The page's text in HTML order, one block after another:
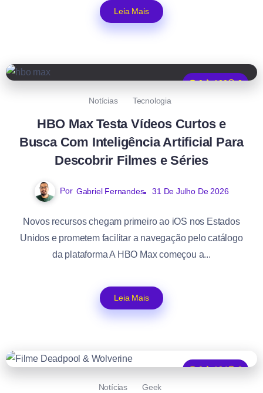
Leia Mais
0 120
2
Notícias
Tecnologia
HBO Max Testa Vídeos Curtos e
Busca Com Inteligência Artificial Para
Descobrir Filmes e Séries
Por Gabriel Fernandes 31 De Julho De 2026
Novos recursos chegam primeiro ao iOS nos Estados
Unidos e prometem facilitar a navegação pelo catálogo
da plataforma A HBO Max começou a...
Leia Mais
0 134
2
Notícias
Geek